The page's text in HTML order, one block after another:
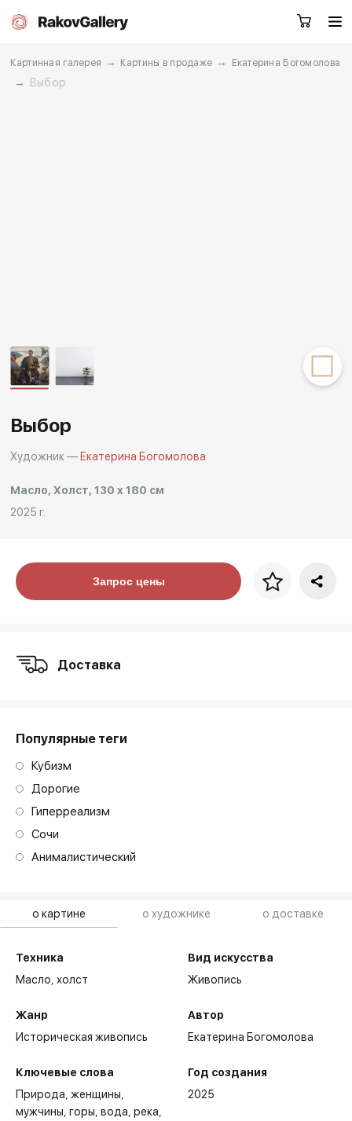
Другие проекты
Rakov
Картинная галерея → Картины в продаже → Екатерина Богомолова
→ Выбор
о картине о художнике о доставке
Техника
Масло,холст
Жанр
Историческая живопись
Ключевые слова
Природа женщины
мужчины горы вода река
Вид искусства
Живопись
Автор
Екатерина Богомолова
Год создания
2025
Выбор
Художник —Екатерина Богомолова
Масло, Холст, 130 x 180 см
2025 г.
Цена за багетЗапрос цены
Доставка
Популярные теги
Кубизм
Дорогие
Гиперреализм
Сочи
Анималистический